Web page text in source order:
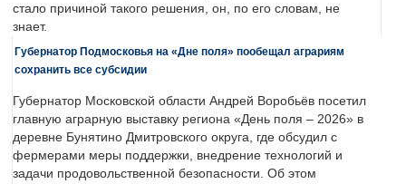
стало причиной такого решения, он, по его словам, не
знает.
Губернатор Подмосковья на «Дне поля» пообещал аграриям
сохранить все субсидии
Губернатор Московской области Андрей Воробьёв посетил
главную аграрную выставку региона «День поля – 2026» в
деревне Бунятино Дмитровского округа, где обсудил с
фермерами меры поддержки, внедрение технологий и
задачи продовольственной безопасности. Об этом